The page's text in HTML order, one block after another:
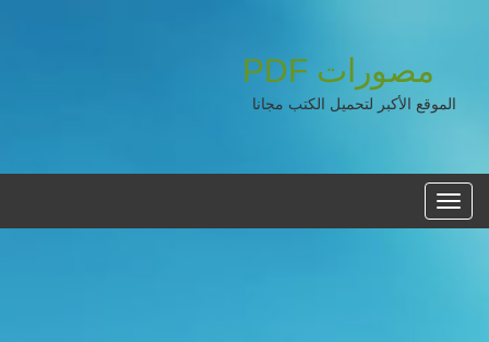
مصورات PDF
الموقع الأكبر لتحميل الكتب مجانا
القائمه
الرئيسية